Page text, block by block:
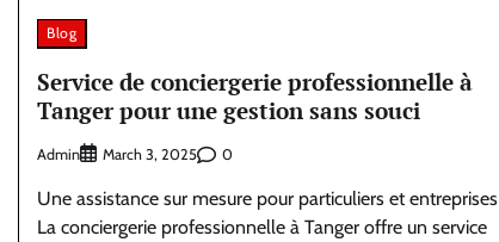
Blog
Service de conciergerie professionnelle à
Tanger pour une gestion sans souci
Admin March 3, 2025 0
Une assistance sur mesure pour particuliers et entreprises
La conciergerie professionnelle à Tanger offre un service